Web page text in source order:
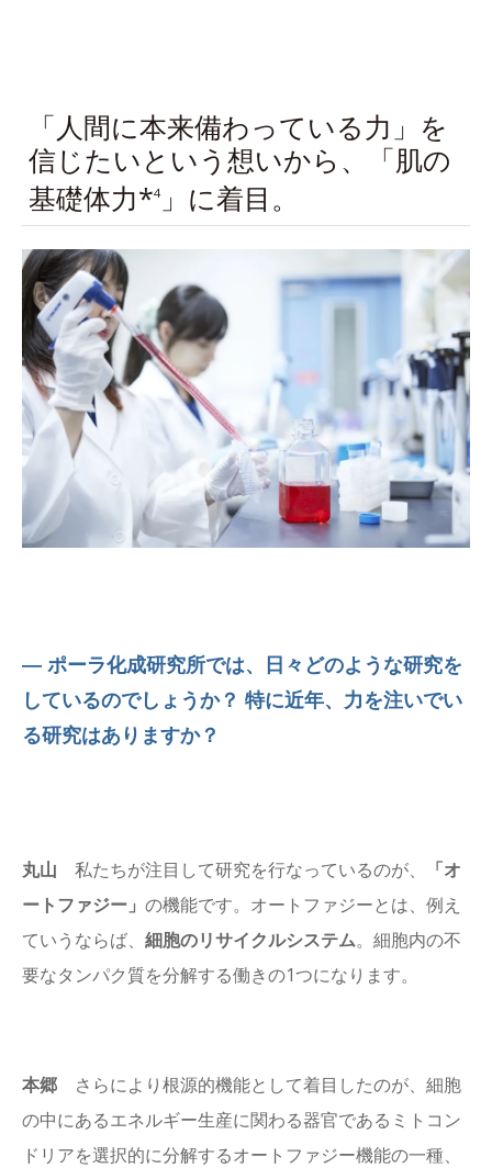
「人間に本来備わっている力」を
信じたいという想いから、「肌の
基礎体力*4」に着目。
― ポーラ化成研究所では、日々どのような研究を
しているのでしょうか？ 特に近年、力を注いでい
る研究はありますか？
丸山 私たちが注目して研究を行なっているのが、
「オ
ートファジー」 の機能です。オートファジーとは、例え
ていうならば、 細胞のリサイクルシステム。細胞内の不
要なタンパク質を分解する働きの1つになります。
本郷 さらにより根源的機能として着目したのが、細胞
の中にあるエネルギー生産に関わる器官であるミトコン
ドリアを選択的に分解するオートファジー機能の一種、